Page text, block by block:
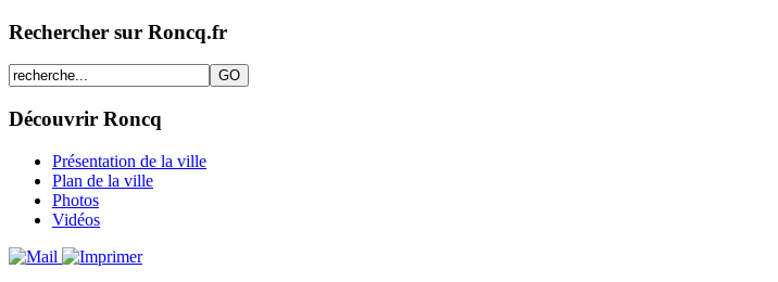
Rechercher sur Roncq.fr
Découvrir Roncq
Présentation de la ville
Plan de la ville
Photos
Vidéos